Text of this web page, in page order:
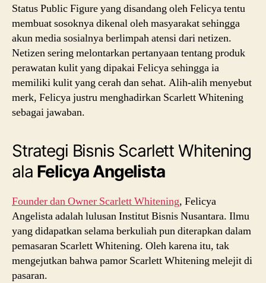
Status Public Figure yang disandang oleh Felicya tentu
membuat sosoknya dikenal oleh masyarakat sehingga
akun media sosialnya berlimpah atensi dari netizen.
Netizen sering melontarkan pertanyaan tentang produk
perawatan kulit yang dipakai Felicya sehingga ia
memiliki kulit yang cerah dan sehat. Alih-alih menyebut
merk, Felicya justru menghadirkan Scarlett Whitening
sebagai jawaban.
Strategi Bisnis Scarlett Whitening
ala Felicya Angelista
Founder dan Owner Scarlett Whitening, Felicya
Angelista adalah lulusan Institut Bisnis Nusantara. Ilmu
yang didapatkan selama berkuliah pun diterapkan dalam
pemasaran Scarlett Whitening. Oleh karena itu, tak
mengejutkan bahwa pamor Scarlett Whitening melejit di
pasaran.